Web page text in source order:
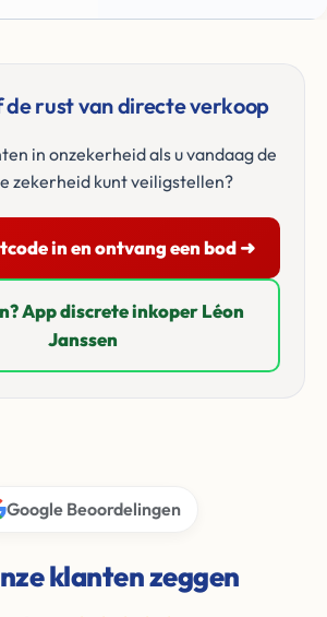
de rust van directe verkoop
in onzekerheid als u vandaag de
zekerheid kunt veiligstellen?
in en ontvang een bod ➜
App discrete inkoper Léon
Janssen
Google Beoordelingen
klanten zeggen